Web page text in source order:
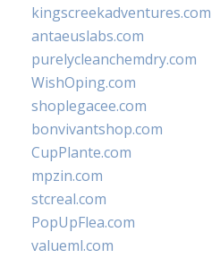
kingscreekadventures.com
antaeuslabs.com
purelycleanchemdry.com
WishOping.com
shoplegacee.com
bonvivantshop.com
CupPlante.com
mpzin.com
stcreal.com
PopUpFlea.com
valueml.com